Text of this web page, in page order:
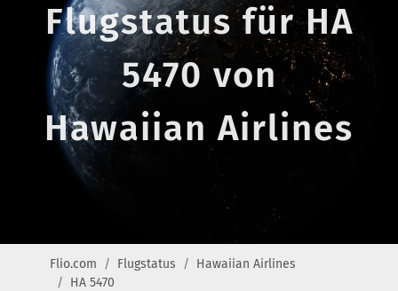
Flugstatus für HA
5470 von
Hawaiian Airlines
Flio.com Flugstatus
Hawaiian Airlines
HA 5470